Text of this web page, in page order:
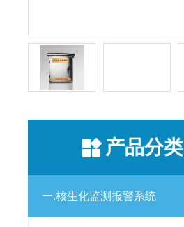
产品分类
一.核生化监测报警系统